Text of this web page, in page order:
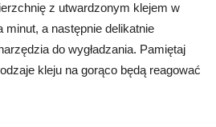
z utwardzonym klejem w
a następnie delikatnie
do wygładzania. Pamiętaj
kleju na gorąco będą reagować